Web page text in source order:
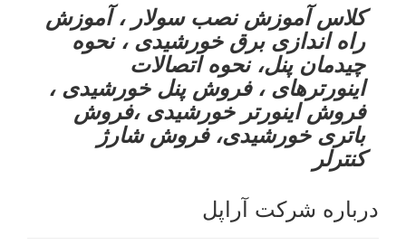
کلاس آموزش نصب سولار ، آموزش
راه اندازی برق خورشیدی ، نحوه
چیدمان پنل، نحوه اتصالات
اینورترهای ، فروش پنل خورشیدی ،
فروش اینورتر خورشیدی ،فروش
باتری خورشیدی، فروش شارژ
کنترلر
درباره شرکت آراپل